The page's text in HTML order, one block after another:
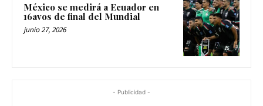
México se medirá a Ecuador en
16avos de final del Mundial
junio 27, 2026
- Publicidad -